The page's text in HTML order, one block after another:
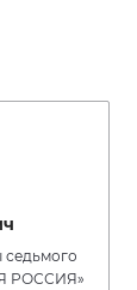
седьмого
РОССИЯ»